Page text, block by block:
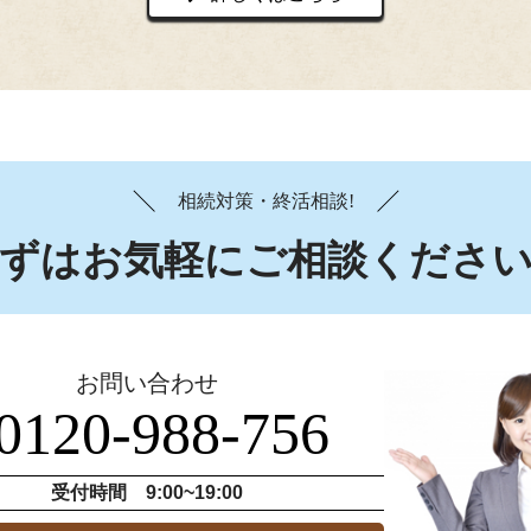
相続対策・終活相談!
はお気軽にご相談くださ
お問い合わせ
988-756
受付時間 9:00~19:00